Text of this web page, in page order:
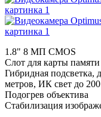
1.8" 8 МП CMOS
Слот для карты
Гибридная подсветка,
метров, ИК свет до
Подогрев объектива
Стабилизация